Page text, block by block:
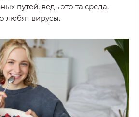
путей, ведь это та среда,
любят вирусы.